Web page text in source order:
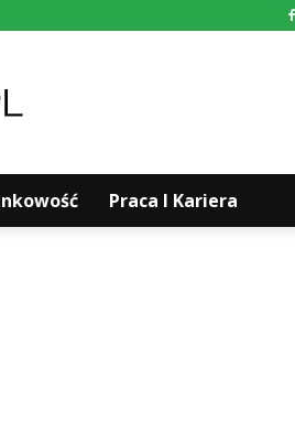
Praca I Kariera